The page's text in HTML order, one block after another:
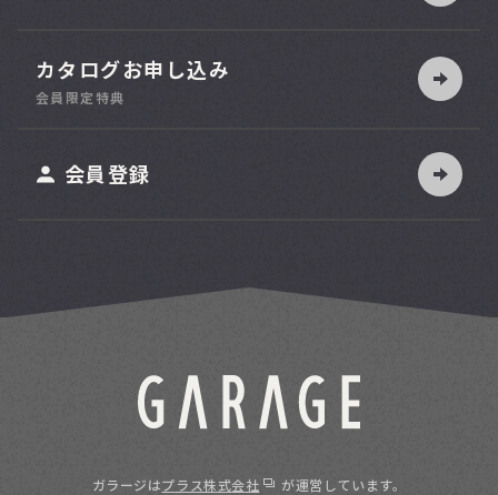
カタログお申し込み
会員限定特典
会員登録
ガラージはプラス株式会社 が運営しています。